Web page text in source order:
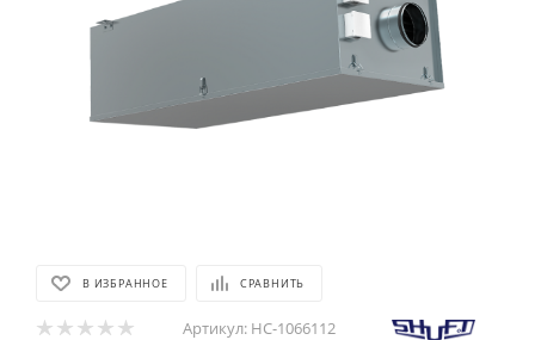
В ИЗБРАННОЕ СРАВНИТЬ
Артикул: НС-1066112